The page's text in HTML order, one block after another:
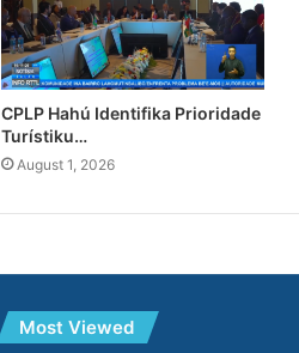
CPLP Hahú Identifika Prioridade
Turístiku…
August 1, 2026
Most Viewed